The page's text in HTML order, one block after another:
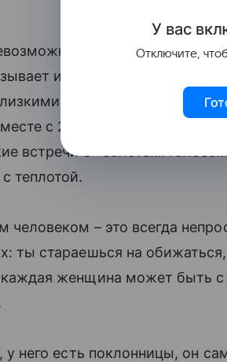
не влюбиться. В
истории. Мои родные и
тогда было немного. У
с 2014 по 2017 год, он
встречи с «золотым
теплотой.
– это всегда
ты стараешься на
каждая женщина может быть с
у него есть поклонницы, он
У вас
Отключите,